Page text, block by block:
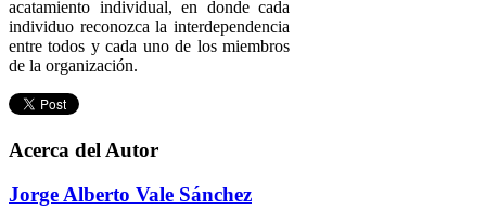
acatamiento individual, en donde cada
individuo reconozca la interdependencia
entre todos y cada uno de los miembros
de la organización.
Acerca del Autor
Jorge Alberto Vale Sánchez